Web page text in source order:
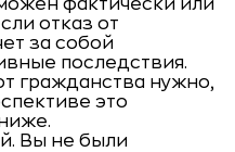
фактически или
отказ от
за собой
последствия.
гражданства нужно,
это
Вы не были